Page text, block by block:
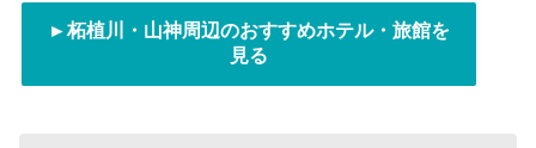
►柘植川・山神周辺のおすすめホテル・旅館を
見る